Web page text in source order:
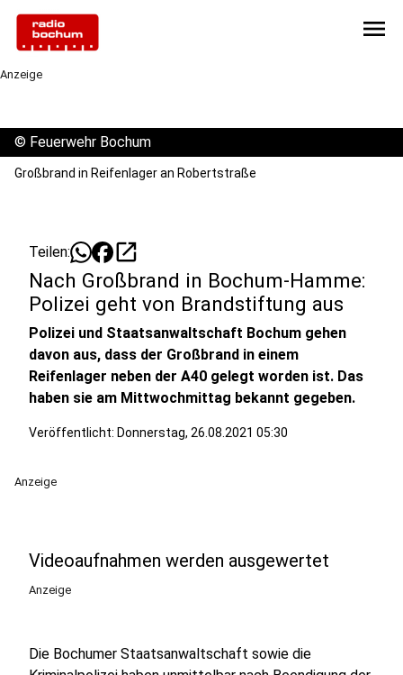
menu
Anzeige
© Feuerwehr Bochum
Großbrand in Reifenlager an Robertstraße
Teilen: open_in_new
Nach Großbrand in Bochum-Hamme:
Polizei geht von Brandstiftung aus
Polizei und Staatsanwaltschaft Bochum gehen
davon aus, dass der Großbrand in einem
Reifenlager neben der A40 gelegt worden ist. Das
haben sie am Mittwochmittag bekannt gegeben.
Veröffentlicht: Donnerstag, 26.08.2021 05:30
Anzeige
Videoaufnahmen werden ausgewertet
Anzeige
Die Bochumer Staatsanwaltschaft sowie die